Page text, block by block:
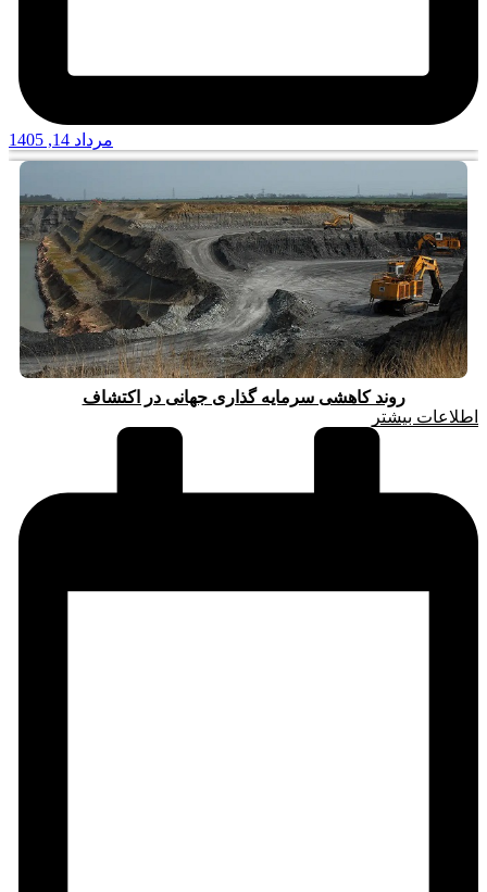
مرداد 14, 1405
روند کاهشی سرمایه گذاری جهانی در اکتشاف
اطلاعات بیشتر